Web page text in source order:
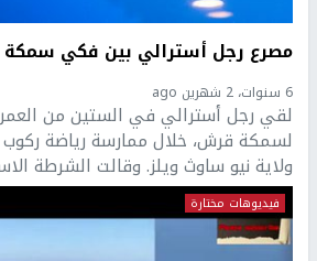
مصرع رجل أسترالي بين فكي
6 سنوات، 2 شهرين ago
لقي رجل أسترالي في الستين من
لسمكة قرش، خلال ممارسة رياضة
ولاية نيو ساوث ويلز. وقالت الشرطة
فيديوهات مختارة